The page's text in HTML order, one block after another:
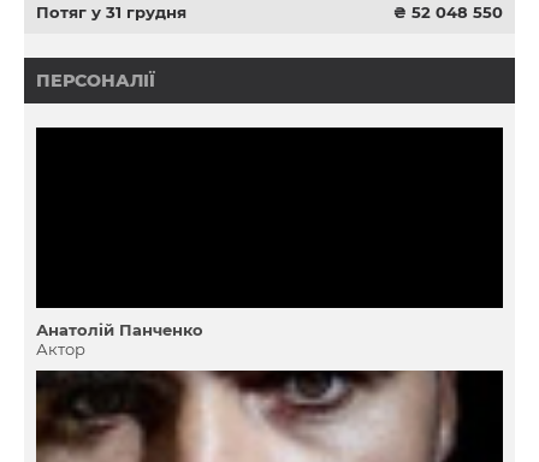
Потяг у 31 грудня ₴ 52 048 550
ПЕРСОНАЛІЇ
Анатолiй Панченко
Актор